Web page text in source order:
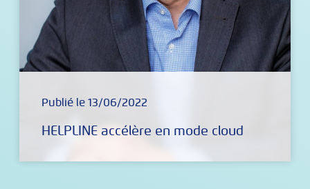
Publié le 13/06/2022
HELPLINE accélère en mode cloud